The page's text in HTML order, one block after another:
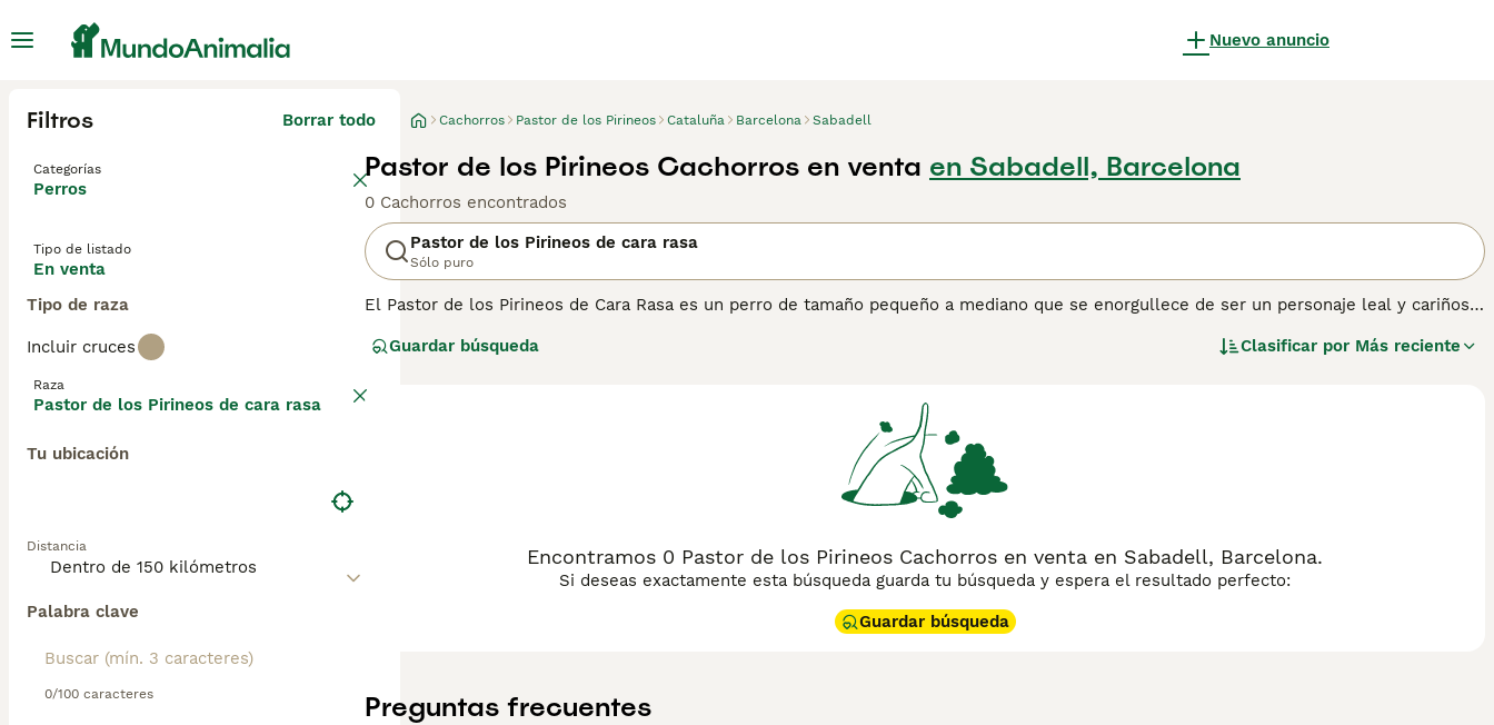
Nuevo anuncio
Filtros Borrar todo
Categorías
Perros
Tipo de listado
En venta
Tipo de raza
Incluir cruces
Raza
Pastor de los Pirineos de cara rasa
Tu ubicación
Distancia
Palabra clave
0/100 caracteres
Cachorros Pastor de los Pirineos Cataluña Barcelona Sabadell
Pastor de los Pirineos Cachorros en venta en Sabadell, Barcelona
0 Cachorros encontrados
Pastor de los Pirineos de cara rasa
Sólo puro
El Pastor de los Pirineos de Cara Rasa es un perro de tamaño pequeño a mediano que se enorgullece de ser un personaje leal y cariñoso.
adecuada de estimulación mental y ejercicio diario para ser verdaderamente felices. Es muy apreciado en Francia y otros países europeos
dan cuenta de los excelentes compañeros que pueden llegar a ser estos perros, especialmente para las personas que llevan una vida
activa al aire libre. Lee nuestra página de consejos de compra de Pastor de los Pirineos de Cara Rasa para obtener información sobre esta
Guardar búsqueda Clasificar por Más reciente
Encontramos 0 Pastor de los Pirineos Cachorros en venta en Sabadell, Barcelona.
Si deseas exactamente esta búsqueda guarda tu búsqueda y espera el resultado perfecto:
Guardar búsqueda
Preguntas frecuentes